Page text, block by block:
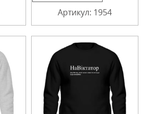
Артикул: 1954